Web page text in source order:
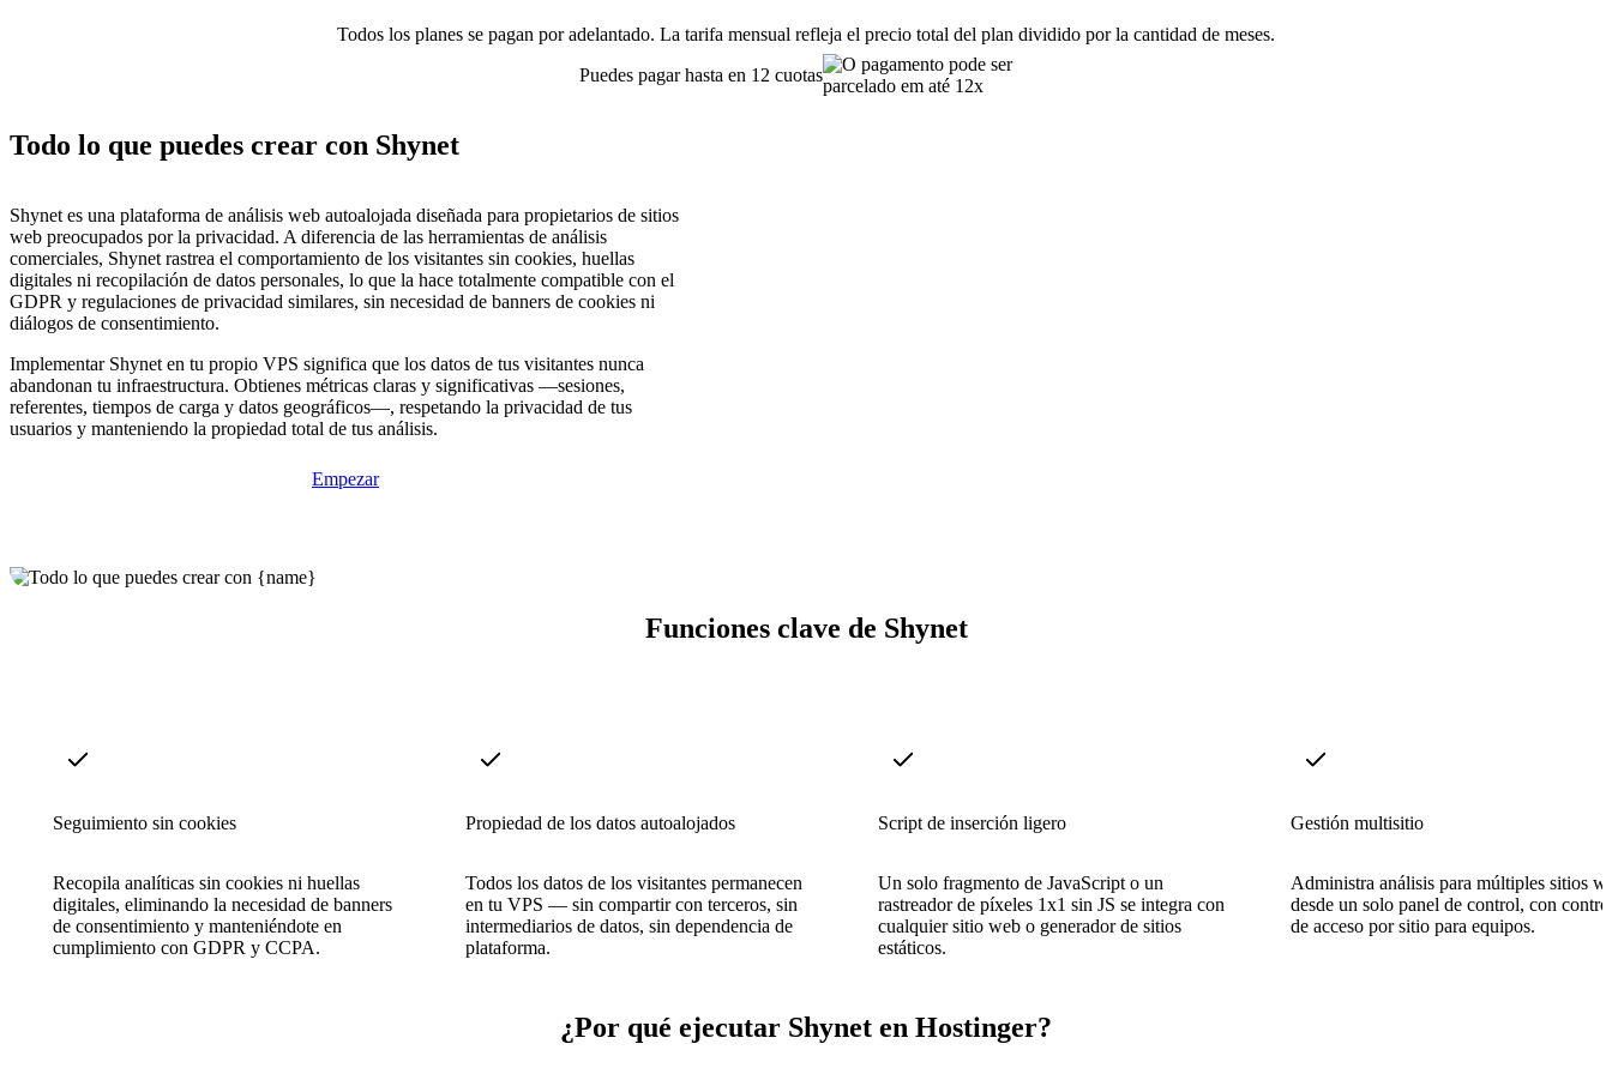
Todos los planes se pagan por adelantado. La tarifa mensual refleja el precio total del plan dividido por la cantidad de meses.
Puedes pagar hasta en 12 cuotas
Todo lo que puedes crear con Shynet
Shynet es una plataforma de análisis web autoalojada diseñada para propietarios de sitios
web preocupados por la privacidad. A diferencia de las herramientas de análisis
comerciales, Shynet rastrea el comportamiento de los visitantes sin cookies, huellas
digitales ni recopilación de datos personales, lo que la hace totalmente compatible con el
GDPR y regulaciones de privacidad similares, sin necesidad de banners de cookies ni
diálogos de consentimiento.
Implementar Shynet en tu propio VPS significa que los datos de tus visitantes nunca
abandonan tu infraestructura. Obtienes métricas claras y significativas —sesiones,
referentes, tiempos de carga y datos geográficos—, respetando la privacidad de tus
usuarios y manteniendo la propiedad total de tus análisis.
Empezar
Funciones clave de Shynet
Seguimiento sin cookies
Recopila analíticas sin cookies ni huellas
digitales, eliminando la necesidad de banners
de consentimiento y manteniéndote en
cumplimiento con GDPR y CCPA.
Propiedad de los datos autoalojados
Todos los datos de los visitantes permanecen
en tu VPS — sin compartir con terceros, sin
intermediarios de datos, sin dependencia de
plataforma.
Script de inserción ligero
Un solo fragmento de JavaScript o un
rastreador de píxeles 1x1 sin JS se integra con
cualquier sitio web o generador de sitios
estáticos.
Gestión multisitio
Administra análisis para múltiples sitios
desde un solo panel de control, con
de acceso por sitio para equipos.
¿Por qué ejecutar Shynet en Hostinger?